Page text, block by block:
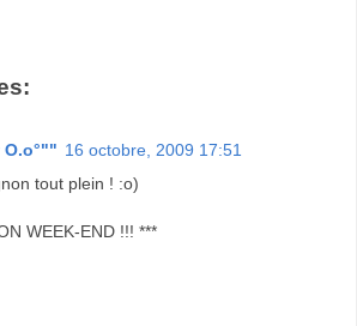
O.o°"" 16 octobre, 2009 17:51
tout plein ! :o)
WEEK-END !!! ***